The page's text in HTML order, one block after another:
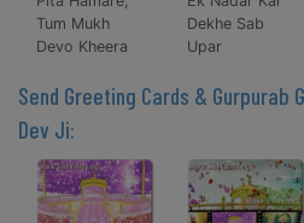
Tum Mukh
Devo Kheera
Dekhe Sab
Upar
Send Greeting Cards & Gurpurab
Dev Ji: